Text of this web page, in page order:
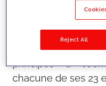
de respect qui
d'entreprise.
aux WEPs est
italien, l'entreprise
principes à
chacune de ses 23
Reject All